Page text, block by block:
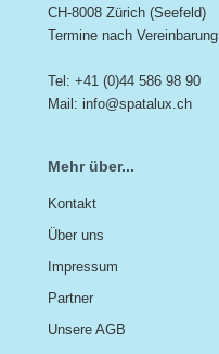
CH-8008 Zürich (Seefeld)
Termine nach Vereinbarung
Tel: +41 (0)44 586 98 90
Mail: info@spatalux.ch
Mehr über...
Kontakt
Über uns
Impressum
Partner
Unsere AGB